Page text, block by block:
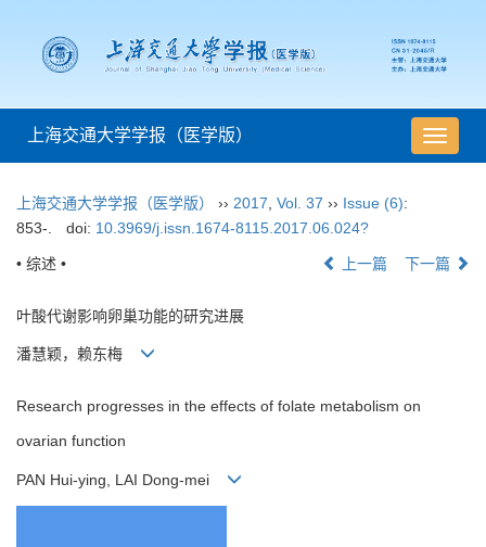
导
航
上海交通大学学报（医学版）
上海交通大学学报（医学版） ›› 2017 Vol. 37 ›› Issue (6):
853-.
doi: 10.3969/j.issn.1674-8115.2017.06.024?
• 综述 • 上一篇 下一篇
叶酸代谢影响卵巢功能的研究进展
潘慧颖，赖东梅
Research progresses in the effects of folate metabolism on
ovarian function
PAN Hui-ying, LAI Dong-mei